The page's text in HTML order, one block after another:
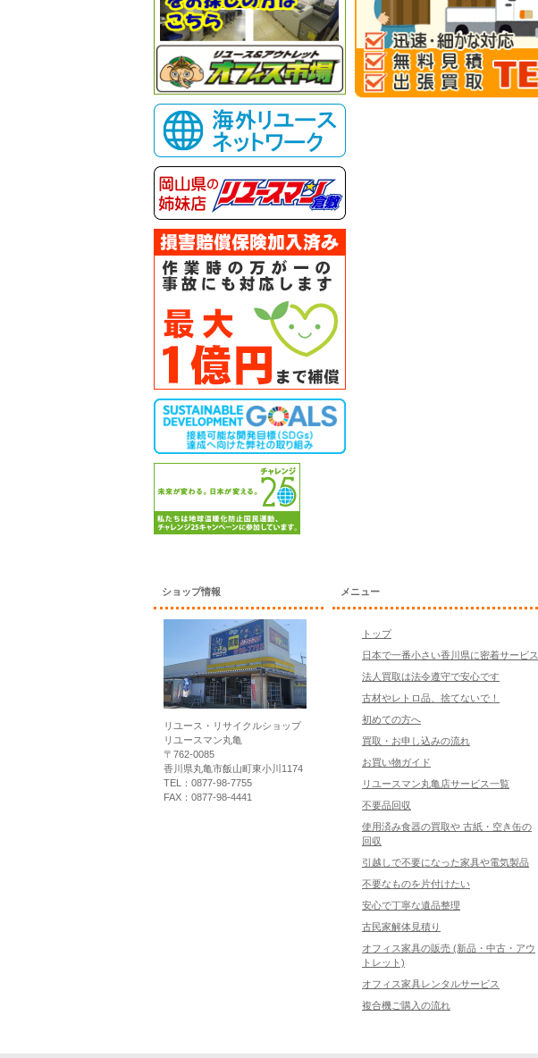
ショップ情報
リユース・リサイクルショップ
リユースマン丸亀
〒762-0085
香川県丸亀市飯山町東小川1174
TEL：0877-98-7755
FAX：0877-98-4441
メニュー
トップ
日本で一番小さい香川県に密着サービス
法人買取は法令遵守で安心です
古材やレトロ品、捨てないで！
初めての方へ
買取・お申し込みの流れ
お買い物ガイド
リユースマン丸亀店サービス一覧
不要品回収
使用済み食器の買取や 古紙・空き缶の
回収
引越しで不要になった家具や電気製品
不要なものを片付けたい
安心で丁寧な遺品整理
古民家解体見積り
オフィス家具の販売 (新品・中古・アウ
トレット)
オフィス家具レンタルサービス
複合機ご購入の流れ